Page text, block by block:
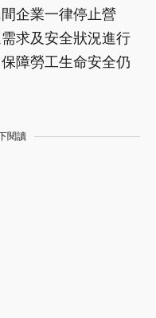
企業一律停止營
求及安全狀況進行
障勞工生命安全仍
閱讀